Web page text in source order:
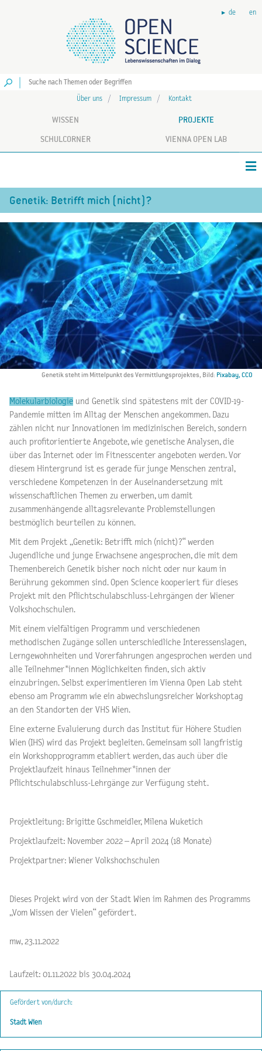
de en
Über uns Impressum Kontakt
WISSEN PROJEKTE
SCHULCORNER VIENNA OPEN LAB
Genetik: Betrifft mich (nicht)?
Genetik steht im Mittelpunkt des Vermittlungsprojektes, Bild: Pixabay, CCO
Molekularbiologie und Genetik sind spätestens mit der COVID-19-
Pandemie mitten im Alltag der Menschen angekommen. Dazu
zählen nicht nur Innovationen im medizinischen Bereich, sondern
auch profitorientierte Angebote, wie genetische Analysen, die
über das Internet oder im Fitnesscenter angeboten werden. Vor
diesem Hintergrund ist es gerade für junge Menschen zentral,
verschiedene Kompetenzen in der Auseinandersetzung mit
wissenschaftlichen Themen zu erwerben, um damit
zusammenhängende alltagsrelevante Problemstellungen
bestmöglich beurteilen zu können.
Mit dem Projekt „Genetik: Betrifft mich (nicht)?“ werden
Jugendliche und junge Erwachsene angesprochen, die mit dem
Themenbereich Genetik bisher noch nicht oder nur kaum in
Berührung gekommen sind. Open Science kooperiert für dieses
Projekt mit den Pflichtschulabschluss-Lehrgängen der Wiener
Volkshochschulen.
Mit einem vielfältigen Programm und verschiedenen
methodischen Zugänge sollen unterschiedliche Interessenslagen,
Lerngewohnheiten und Vorerfahrungen angesprochen werden und
alle Teilnehmer*innen Möglichkeiten finden, sich aktiv
einzubringen. Selbst experimentieren im Vienna Open Lab steht
ebenso am Programm wie ein abwechslungsreicher Workshoptag
an den Standorten der VHS Wien.
Eine externe Evaluierung durch das Institut für Höhere Studien
Wien (IHS) wird das Projekt begleiten. Gemeinsam soll langfristig
ein Workshopprogramm etabliert werden, das auch über die
Projektlaufzeit hinaus Teilnehmer*innen der
Pflichtschulabschluss-Lehrgänge zur Verfügung steht.
Projektleitung: Brigitte Gschmeidler, Milena Wuketich
Projektlaufzeit: November 2022 – April 2024 (18 Monate)
Projektpartner: Wiener Volkshochschulen
Dieses Projekt wird von der Stadt Wien im Rahmen des Programms
„Vom Wissen der Vielen“ gefördert.
mw, 23.11.2022
Laufzeit: 01.11.2022 bis 30.04.2024
Gefördert von/durch:
Stadt Wien